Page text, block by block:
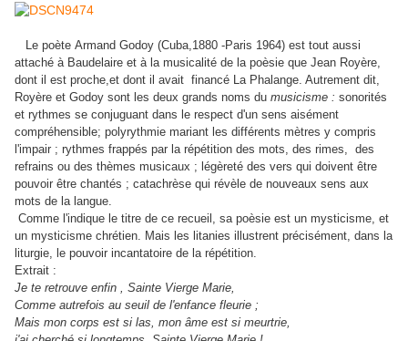
Le poète Armand Godoy (Cuba,1880 -Paris 1964) est tout aussi
attaché à Baudelaire et à la musicalité de la poèsie que Jean Royère,
dont il est proche,et dont il avait financé La Phalange. Autrement dit,
Royère et Godoy sont les deux grands noms du musicisme : sonorités
et rythmes se conjuguant dans le respect d'un sens aisément
compréhensible; polyrythmie mariant les différents mètres y compris
l'impair ; rythmes frappés par la répétition des mots, des rimes, des
refrains ou des thèmes musicaux ; légèreté des vers qui doivent être
pouvoir être chantés ; catachrèse qui révèle de nouveaux sens aux
mots de la langue.
Comme l'indique le titre de ce recueil, sa poèsie est un mysticisme, et
un mysticisme chrétien. Mais les litanies illustrent précisément, dans la
liturgie, le pouvoir incantatoire de la répétition.
Extrait :
Je te retrouve enfin , Sainte Vierge Marie,
Comme autrefois au seuil de l'enfance fleurie ;
Mais mon corps est si las, mon âme est si meurtrie,